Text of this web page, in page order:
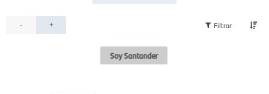
- +
Soy Santander